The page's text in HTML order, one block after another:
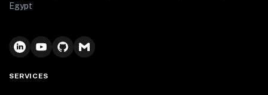
Egypt
SERVICES